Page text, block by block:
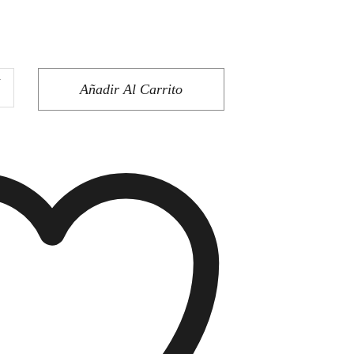
quantity
Añadir Al Carrito